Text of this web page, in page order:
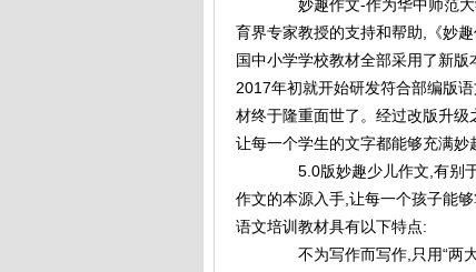
妙趣作文-作为华中师范大
育界专家教授的支持和帮助,《妙
国中小学学校教材全部采用了新
2017年初就开始研发符合部编版
材终于隆重面世了。经过改版升
让每一个学生的文字都能够充满妙
5.0版妙趣少儿作文,有别于
作文的本源入手,让每一个孩子能
语文培训教材具有以下特点:
不为写作而写作,只用“两大